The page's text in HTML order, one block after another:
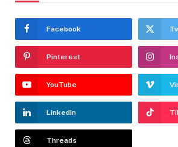
Facebook
Pinterest
YouTube
LinkedIn
Threads